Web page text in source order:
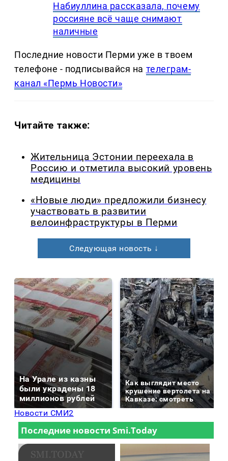
Набиуллина рассказала, почему
россияне всё чаще снимают
наличные
Последние новости Перми уже в твоем
телефоне - подписывайся на телеграм-
канал «Пермь Новости»
Читайте также:
Жительница Эстонии переехала в
Россию и отметила высокий уровень
медицины
«Новые люди» предложили бизнесу
участвовать в развитии
велоинфраструктуры в Перми
Следующая новость ↓
На Урале из казны
были украдены 18
миллионов рублей
Как выглядит место
крушение вертолета на
Кавказе: смотреть
Новости СМИ2